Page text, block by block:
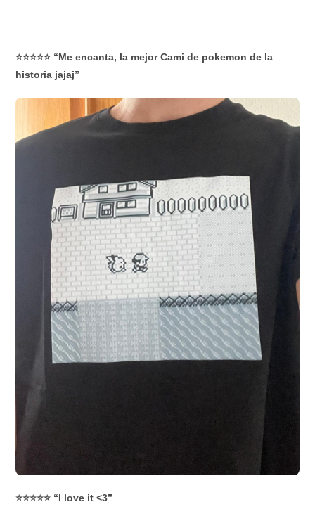
⭐⭐⭐⭐⭐ “Me encanta, la mejor Cami de pokemon de la
historia jajaj”
⭐⭐⭐⭐⭐ “I love it <3”